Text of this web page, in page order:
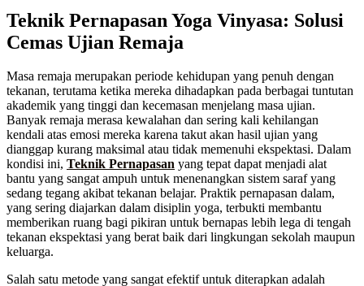
Teknik Pernapasan Yoga Vinyasa: Solusi
Cemas Ujian Remaja
Masa remaja merupakan periode kehidupan yang penuh dengan
tekanan, terutama ketika mereka dihadapkan pada berbagai tuntutan
akademik yang tinggi dan kecemasan menjelang masa ujian.
Banyak remaja merasa kewalahan dan sering kali kehilangan
kendali atas emosi mereka karena takut akan hasil ujian yang
dianggap kurang maksimal atau tidak memenuhi ekspektasi. Dalam
kondisi ini, Teknik Pernapasan yang tepat dapat menjadi alat
bantu yang sangat ampuh untuk menenangkan sistem saraf yang
sedang tegang akibat tekanan belajar. Praktik pernapasan dalam,
yang sering diajarkan dalam disiplin yoga, terbukti membantu
memberikan ruang bagi pikiran untuk bernapas lebih lega di tengah
tekanan ekspektasi yang berat baik dari lingkungan sekolah maupun
keluarga.
Salah satu metode yang sangat efektif untuk diterapkan adalah